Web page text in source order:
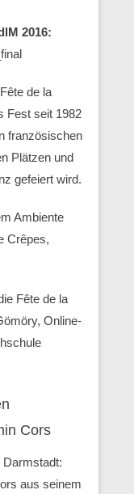
2016:
de la
Fest seit 1982
französischen
Plätzen und
gefeiert wird.
Ambiente
Crêpes,
Fête de la
Online-
Cors
Darmstadt:
aus seinem